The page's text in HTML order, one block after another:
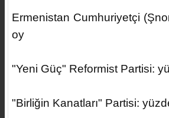
Ermenistan Cumhuriyetçi
oy
"Yeni Güç" Reformist Partisi:
"Birliğin Kanatları" Partisi: